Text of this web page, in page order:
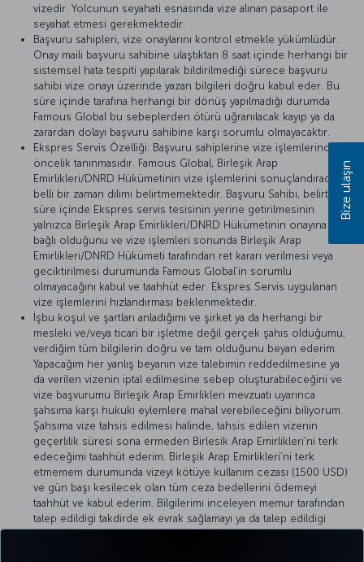
vizedir. Yolcunun seyahati esnasında vize alınan pasaport ile
seyahat etmesi gerekmektedir.
Başvuru sahipleri, vize onaylarını kontrol etmekle yükümlüdür.
Onay maili başvuru sahibine ulaştıktan 8 saat içinde herhangi bir
sistemsel hata tespiti yapılarak bildirilmediği sürece başvuru
sahibi vize onayı üzerinde yazan bilgileri doğru kabul eder. Bu
süre içinde tarafına herhangi bir dönüş yapılmadığı durumda
Famous Global bu sebeplerden ötürü uğranılacak kayıp ya da
zarardan dolayı başvuru sahibine karşı sorumlu olmayacaktır.
Ekspres Servis Özelliği: Başvuru sahiplerine vize işlemlerinde
öncelik tanınmasıdır. Famous Global, Birleşik Arap
Emirlikleri/DNRD Hükümetinin vize işlemlerini sonuçlandıracağı
belli bir zaman dilimi belirtmemektedir. Başvuru Sahibi, belirtilen
süre içinde Ekspres servis tesisinin yerine getirilmesinin
yalnızca Birleşik Arap Emirlikleri/DNRD Hükümetinin onayına
bağlı olduğunu ve vize işlemleri sonunda Birleşik Arap
Emirlikleri/DNRD Hükümeti tarafından ret kararı verilmesi veya
geciktirilmesi durumunda Famous Global’in sorumlu
olmayacağını kabul ve taahhüt eder. Ekspres Servis uygulanan
vize işlemlerini hızlandırması beklenmektedir.
İşbu koşul ve şartları anladığımı ve şirket ya da herhangi bir
mesleki ve/veya ticari bir işletme değil gerçek şahıs olduğumu,
verdiğim tüm bilgilerin doğru ve tam olduğunu beyan ederim.
Yapacağım her yanlış beyanın vize talebimin reddedilmesine ya
da verilen vizenin iptal edilmesine sebep oluşturabileceğini ve
vize başvurumu Birleşik Arap Emirlikleri mevzuatı uyarınca
şahsıma karşı hukuki eylemlere mahal verebileceğini biliyorum.
Şahsıma vize tahsis edilmesi halinde, tahsis edilen vizenin
geçerlilik süresi sona ermeden Birlesik Arap Emirlikleri’ni terk
edeceğimi taahhüt ederim. Birleşik Arap Emirlikleri’ni terk
etmemem durumunda vizeyi kötüye kullanım cezası (1500 USD)
ve gün başı kesilecek olan tüm ceza bedellerini ödemeyi
taahhüt ve kabul ederim. Bilgilerimi inceleyen memur tarafından
talep edildigi takdirde ek evrak sağlamayı ya da talep edildigi
Bize ulaşın